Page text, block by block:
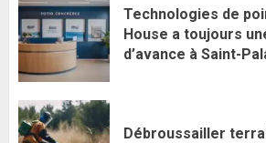
Technologies de
House a toujours
d’avance à Saint-
Débroussailler